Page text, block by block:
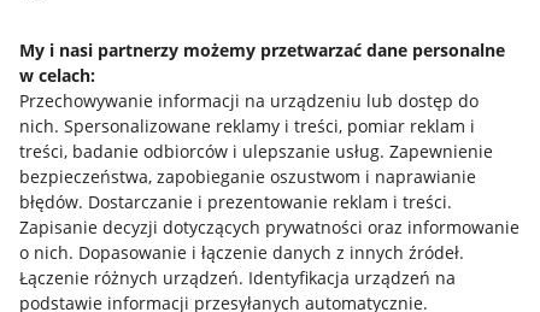
My i nasi partnerzy możemy przetwarzać dane personalne
w celach:
Przechowywanie informacji na urządzeniu lub dostęp do
nich. Spersonalizowane reklamy i treści, pomiar reklam i
treści, badanie odbiorców i ulepszanie usług. Zapewnienie
bezpieczeństwa, zapobieganie oszustwom i naprawianie
błędów. Dostarczanie i prezentowanie reklam i treści.
Zapisanie decyzji dotyczących prywatności oraz informowanie
o nich. Dopasowanie i łączenie danych z innych źródeł.
Łączenie różnych urządzeń. Identyfikacja urządzeń na
podstawie informacji przesyłanych automatycznie.
Mapa miejscowości
Informacje prawne
Regulamin
Polityka plików "cookies"
Ustawienia plików "cookies"
Udostępnianie lokalizacji